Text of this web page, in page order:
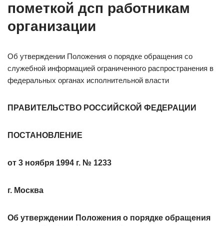
пометкой дсп работникам
организации
Об утверждении Положения о порядке обращения со
служебной информацией ограниченного распространения в
федеральных органах исполнительной власти
ПРАВИТЕЛЬСТВО РОССИЙСКОЙ ФЕДЕРАЦИИ
ПОСТАНОВЛЕНИЕ
от 3 ноября 1994 г. № 1233
г. Москва
Об утверждении Положения о порядке обращения